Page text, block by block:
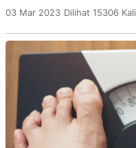
03 Mar 2023 Dilihat 15306 Kali